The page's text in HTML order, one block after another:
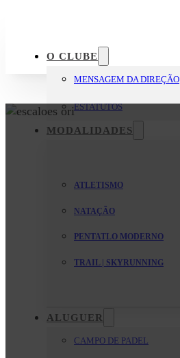
O CLUBE
MENSAGEM DA DIREÇÃO
ESTATUTOS
MODALIDADES
ATLETISMO
NATAÇÃO
PENTATLO MODERNO
TRAIL | SKYRUNNING
ALUGUER
CAMPO DE PADEL